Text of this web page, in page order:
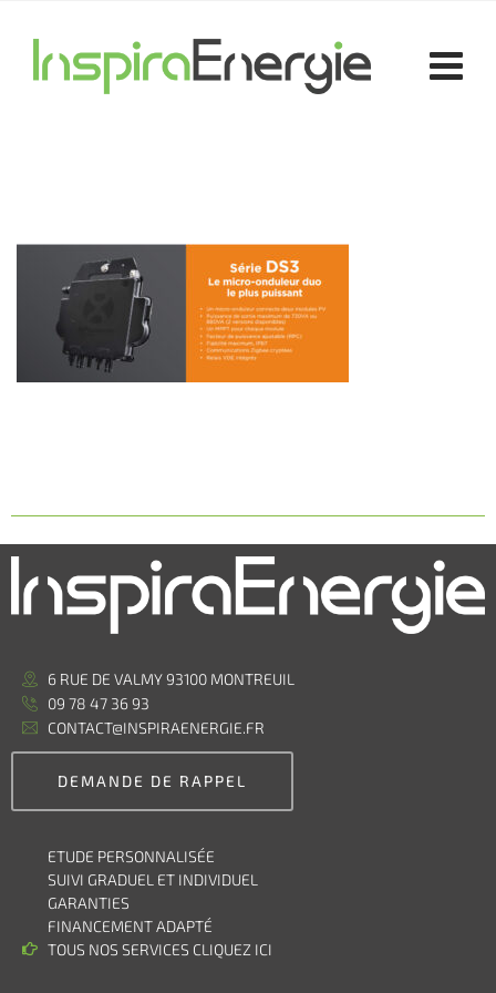
6 RUE DE VALMY 93100 MONTREUIL
09 78 47 36 93
CONTACT@INSPIRAENERGIE.FR
DEMANDE DE RAPPEL
ETUDE PERSONNALISÉE
SUIVI GRADUEL ET INDIVIDUEL
GARANTIES
FINANCEMENT ADAPTÉ
TOUS NOS SERVICES CLIQUEZ ICI